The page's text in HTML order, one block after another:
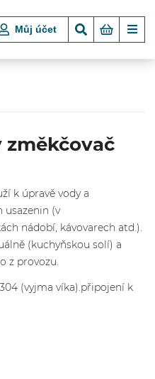
Můj účet
k úpravě vody a
usazenin (v
nádobí, kávovarech atd.).
(kuchyňskou solí) a
z provozu.
(vyjma víka).připojení k